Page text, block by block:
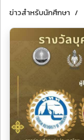
ข่าวสำหรับนักศึกษา